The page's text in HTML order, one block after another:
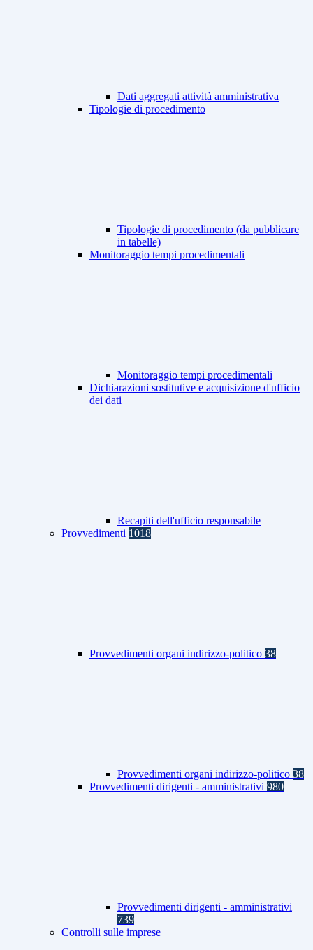
Dati aggregati attività amministrativa
Tipologie di procedimento
Tipologie di procedimento (da pubblicare
in tabelle)
Monitoraggio tempi procedimentali
Monitoraggio tempi procedimentali
Dichiarazioni sostitutive e acquisizione d'ufficio
dei dati
Recapiti dell'ufficio responsabile
Provvedimenti 1018
Provvedimenti organi indirizzo-politico 38
Provvedimenti organi indirizzo-politico 38
Provvedimenti dirigenti - amministrativi 980
Provvedimenti dirigenti - amministrativi
739
Controlli sulle imprese